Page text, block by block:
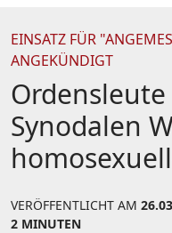
EINSATZ FÜR
ANGEKÜNDIGT
Synodalen
VERÖFFENTLICHT AM
2 MINUTEN